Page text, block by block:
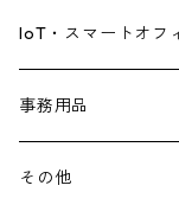
ノートパソコン
ディスプレイ
中古品
サーバー
ルーター・アクセス
スイッチングハブ
その他
IoT・スマートオフ
AElock
IToU
事務用品
その他